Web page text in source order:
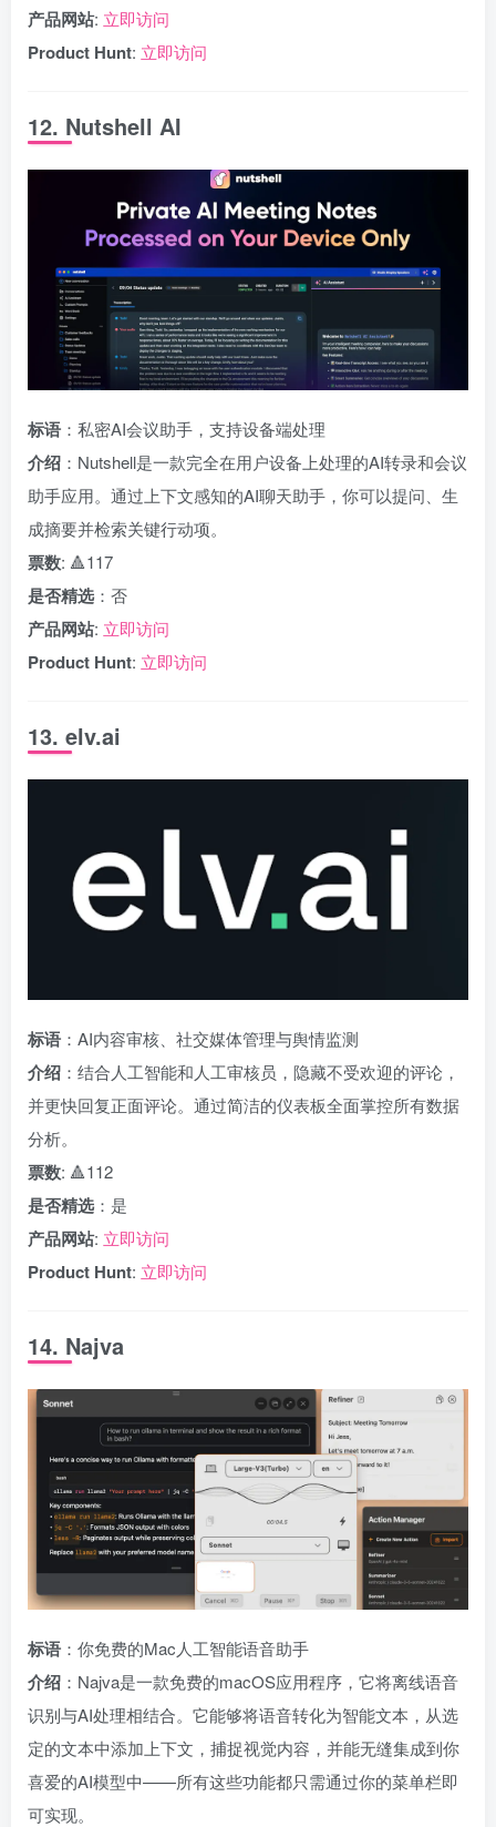
产品网站: 立即访问
Product Hunt: 立即访问
12. Nutshell AI
标语 ：私密AI会议助手，支持设备端处理
介绍 ：Nutshell是一款完全在用户设备上处理的AI转录和会议
助手应用。通过上下文感知的AI聊天助手，你可以提问、生
成摘要并检索关键行动项。
票数: 🔺117
是否精选 ：否
产品网站: 立即访问
Product Hunt: 立即访问
13. elv.ai
标语 ：AI内容审核、社交媒体管理与舆情监测
介绍 ：结合人工智能和人工审核员，隐藏不受欢迎的评论，
并更快回复正面评论。通过简洁的仪表板全面掌控所有数据
分析。
票数: 🔺112
是否精选 ：是
产品网站: 立即访问
Product Hunt: 立即访问
14. Najva
标语 ：你免费的Mac人工智能语音助手
介绍 ：Najva是一款免费的macOS应用程序，它将离线语音
识别与AI处理相结合。它能够将语音转化为智能文本，从选
定的文本中添加上下文，捕捉视觉内容，并能无缝集成到你
喜爱的AI模型中——所有这些功能都只需通过你的菜单栏即
可实现。